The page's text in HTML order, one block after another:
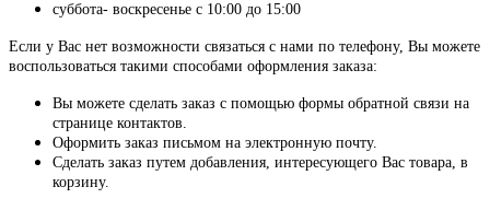
суббота- воскресенье с 10:00 до 15:00
Если у Вас нет возможности связаться с нами по телефону, Вы можете
воспользоваться такими способами оформления заказа:
Вы можете сделать заказ с помощью формы обратной связи на
странице контактов.
Оформить заказ письмом на электронную почту.
Сделать заказ путем добавления, интересующего Вас товара, в
корзину.